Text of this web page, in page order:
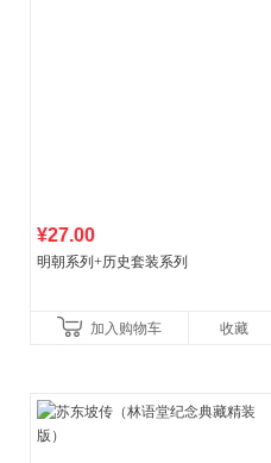
¥27.00
明朝系列+历史套装系列
加入购物车 收藏